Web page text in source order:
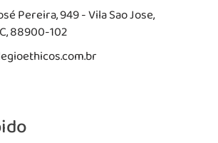
Pereira, 949 - Vila Sao Jose,
88900-102